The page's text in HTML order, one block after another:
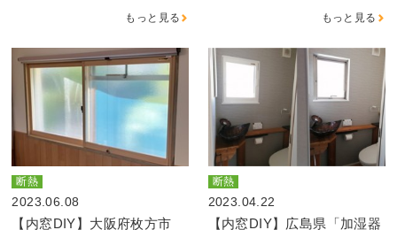
もっと見る もっと見る
断熱
2023.06.08
【内窓DIY】大阪府枚方市
断熱
2023.04.22
【内窓DIY】広島県「加湿器